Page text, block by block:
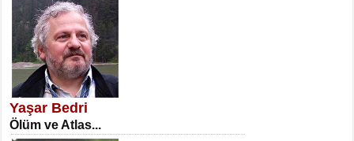
İSA KARATEPE
Ekranlar Arasında Kaybolan İnsan...
Yaşar Bedri
Ölüm ve Atlas...